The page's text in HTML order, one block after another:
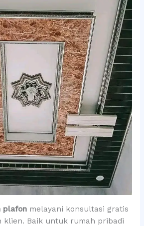
plafon melayani konsultasi gratis
Baik untuk rumah pribadi